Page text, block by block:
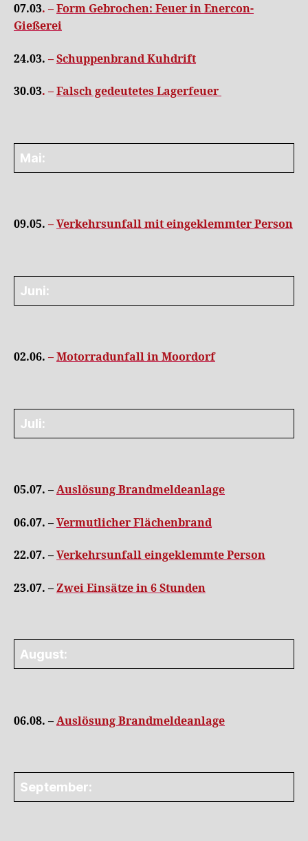
07.03. – Form Gebrochen: Feuer in Enercon-
Gießerei
24.03. – Schuppenbrand Kuhdrift
30.03. – Falsch gedeutetes Lagerfeuer
Mai:
09.05. – Verkehrsunfall mit eingeklemmter Person
Juni:
02.06. – Motorradunfall in Moordorf
Juli:
05.07. – Auslösung Brandmeldeanlage
06.07. – Vermutlicher Flächenbrand
22.07. – Verkehrsunfall eingeklemmte Person
23.07. – Zwei Einsätze in 6 Stunden
August:
06.08. – Auslösung Brandmeldeanlage
September: